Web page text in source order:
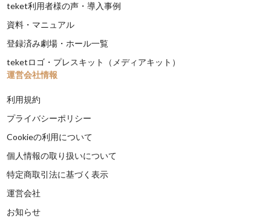
teket利用者様の声・導入事例
資料・マニュアル
登録済み劇場・ホール一覧
teketロゴ・プレスキット（メディアキット）
運営会社情報
利用規約
プライバシーポリシー
Cookieの利用について
個人情報の取り扱いについて
特定商取引法に基づく表示
運営会社
お知らせ